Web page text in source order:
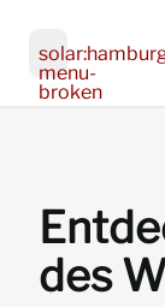
menu-
broken
des